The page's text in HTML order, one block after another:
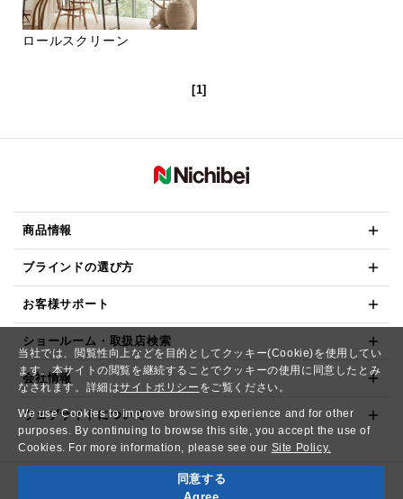
当社では、閲覧性向上などを目的としてクッキー(Cookie)を使用してい
ます。本サイトの閲覧を継続することでクッキーの使用に同意したとみ
なされます。詳細はサイトポリシー をご覧ください。
We use Cookies to improve browsing experience and for other
purposes. By continuing to browse this site, you accept the use of
Cookies. For more information, please see our Site Policy.
同意する
ロールスクリーン
[1]
商品情報
ブラインドの選び方
お客様サポート
ショールーム・取扱店検索
会社情報
ウェブサイトについて
Copyright© NICHIBEI CO.,LTD. All Rights Reserved.